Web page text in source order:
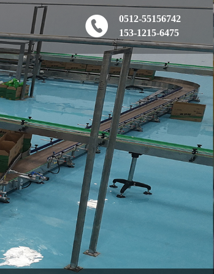
0512-55156742
153-1215-6475